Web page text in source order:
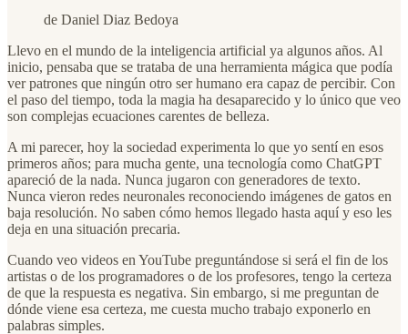
de Daniel Diaz Bedoya
Llevo en el mundo de la inteligencia artificial ya algunos años. Al
inicio, pensaba que se trataba de una herramienta mágica que podía
ver patrones que ningún otro ser humano era capaz de percibir. Con
el paso del tiempo, toda la magia ha desaparecido y lo único que veo
son complejas ecuaciones carentes de belleza.
A mi parecer, hoy la sociedad experimenta lo que yo sentí en esos
primeros años; para mucha gente, una tecnología como ChatGPT
apareció de la nada. Nunca jugaron con generadores de texto.
Nunca vieron redes neuronales reconociendo imágenes de gatos en
baja resolución. No saben cómo hemos llegado hasta aquí y eso les
deja en una situación precaria.
Cuando veo videos en YouTube preguntándose si será el fin de los
artistas o de los programadores o de los profesores, tengo la certeza
de que la respuesta es negativa. Sin embargo, si me preguntan de
dónde viene esa certeza, me cuesta mucho trabajo exponerlo en
palabras simples.